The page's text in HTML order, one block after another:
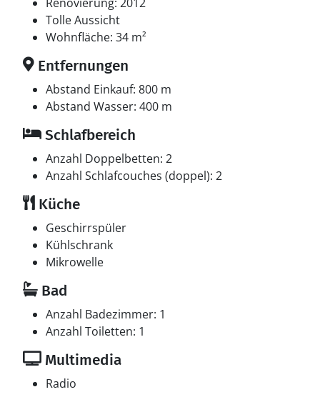
Mindestens 4 dänische Fernsehsender.
Swimmingpool
Zutritt zu einem gemeinsamen Außen-Swimmingpool.
Der Außen-Swimmingpool misst bis zu 9 m in der
Breite, 10 m in der Länge und bis zu 2 m in der Tiefe.
Tolle Aussicht
Wohnfläche: 34 m²
Entfernungen
Abstand Einkauf: 800 m
Abstand Wasser: 400 m
Schlafbereich
Anzahl Doppelbetten: 2
Anzahl Schlafcouches (doppel): 2
Küche
Geschirrspüler
Kühlschrank
Mikrowelle
Bad
Anzahl Badezimmer: 1
Anzahl Toiletten: 1
Multimedia
Radio